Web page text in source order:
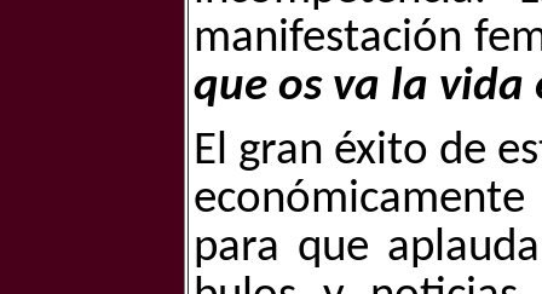
manifestación
que os va la vida
El gran éxito de
para que